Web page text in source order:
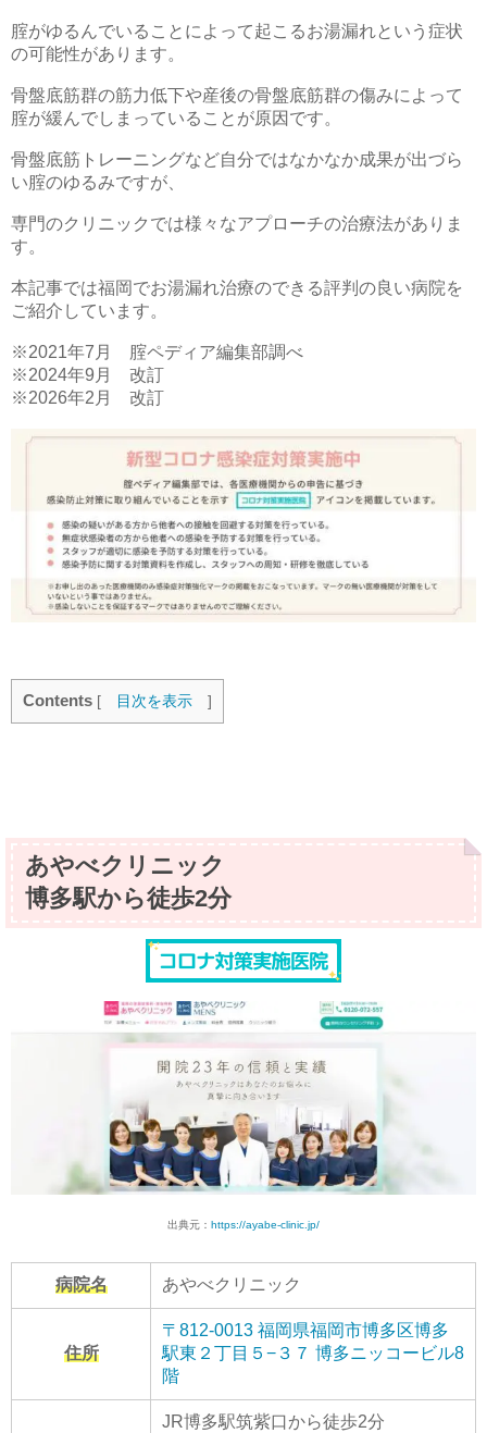
腟がゆるんでいることによって起こるお湯漏れという症状
の可能性があります。
骨盤底筋群の筋力低下や産後の骨盤底筋群の傷みによって
腟が緩んでしまっていることが原因です。
骨盤底筋トレーニングなど自分ではなかなか成果が出づら
い腟のゆるみですが、
専門のクリニックでは様々なアプローチの治療法がありま
す。
本記事では福岡でお湯漏れ治療のできる評判の良い病院を
ご紹介しています。
※2021年7月 腟ペディア編集部調べ
※2024年9月 改訂
※2026年2月 改訂
Contents [ 目次を表示 ]
あやべクリニック
博多駅から徒歩2分
出典元： https://ayabe-clinic.jp/
病院名 あやべクリニック
住所
〒812-0013 福岡県福岡市博多区博多
駅東２丁目５−３７ 博多ニッコービル8
階
JR博多駅筑紫口から徒歩2分